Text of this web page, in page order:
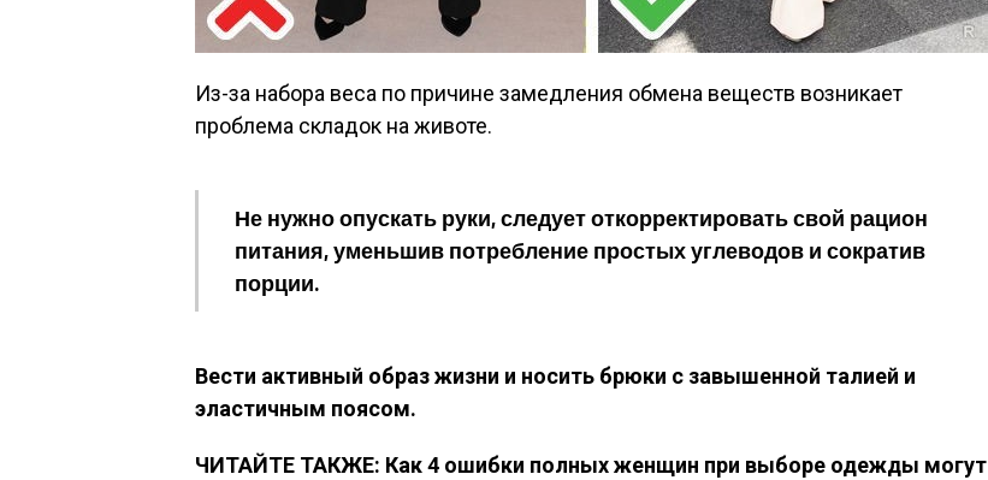
Из-за набора веса по причине замедления обмена веществ возникает
проблема складок на животе.
Не нужно опускать руки, следует откорректировать свой рацион
питания, уменьшив потребление простых углеводов и сократив
порции.
Вести активный образ жизни и носить брюки с завышенной талией и
эластичным поясом.
ЧИТАЙТЕ ТАКЖЕ: Как 4 ошибки полных женщин при выборе одежды могут